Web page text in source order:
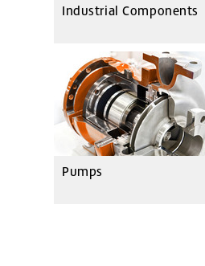
Industrial Components
Pumps